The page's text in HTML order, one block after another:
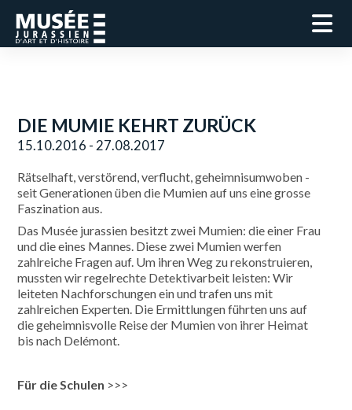
DIE MUMIE KEHRT ZURÜCK
15.10.2016 - 27.08.2017
Rätselhaft, verstörend, verflucht, geheimnisumwoben -
seit Generationen üben die Mumien auf uns eine grosse
Faszination aus.
Das Musée jurassien besitzt zwei Mumien: die einer Frau
und die eines Mannes. Diese zwei Mumien werfen
zahlreiche Fragen auf. Um ihren Weg zu rekonstruieren,
mussten wir regelrechte Detektivarbeit leisten: Wir
leiteten Nachforschungen ein und trafen uns mit
zahlreichen Experten. Die Ermittlungen führten uns auf
die geheimnisvolle Reise der Mumien von ihrer Heimat
bis nach Delémont.
Für die Schulen >>>